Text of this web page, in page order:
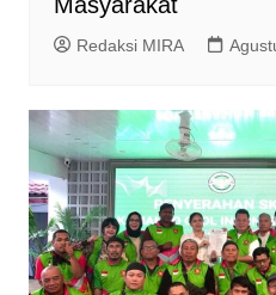
Redaksi MIRA